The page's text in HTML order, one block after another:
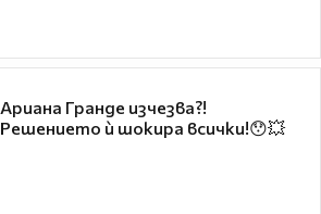
Ариана Гранде изчезва?!
Решението ѝ шокира всички!😯💥